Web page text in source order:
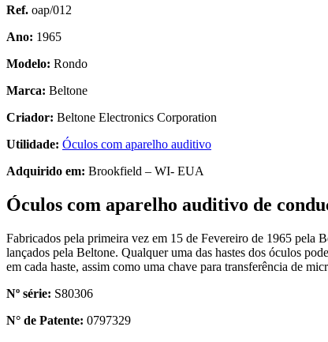
Ref. oap/012
Ano: 1965
Modelo: Rondo
Marca: Beltone
Criador: Beltone Electronics Corporation
Utilidade: Óculos com aparelho auditivo
Adquirido em: Brookfield – WI- EUA
Óculos com aparelho auditivo de
Fabricados pela primeira vez em 15 de Fevereiro de 1965 pela
lançados pela Beltone. Qualquer uma das hastes dos óculos
em cada haste, assim como uma chave para transferência de
Nº série: S80306
N° de Patente: 0797329